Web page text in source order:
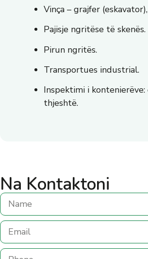
Vinça – grajfer
Pajisje ngritëse të skenës.
Pirun ngritës.
Transportues industrial.
Inspektimi i
thjeshtë.
Na Kontaktoni